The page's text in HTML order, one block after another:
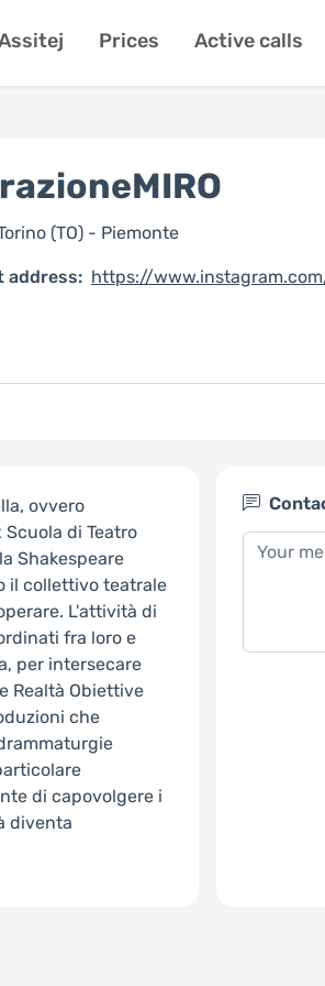
Prices Active calls
(TO) - Piemonte
address: https://
ovvero
Scuola di Teatro
Shakespeare
il collettivo teatrale
L'attività di
fra loro e
per intersecare
Realtà Obiettive
che
di capovolgere i
diventa